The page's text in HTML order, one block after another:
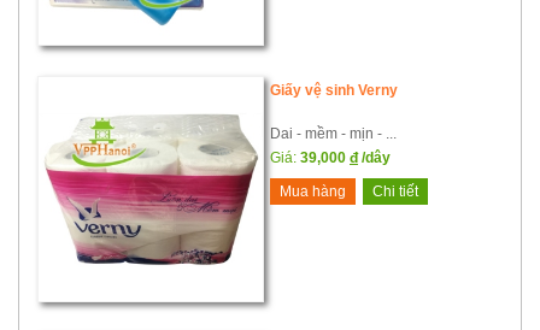
Giấy vệ sinh Verny
Dai - mềm - mịn - ...
Giá: 39,000 đ /dây
Mua hàng
Chi tiết